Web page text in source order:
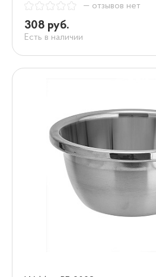
— отзывов нет
308 руб.
Есть в наличии